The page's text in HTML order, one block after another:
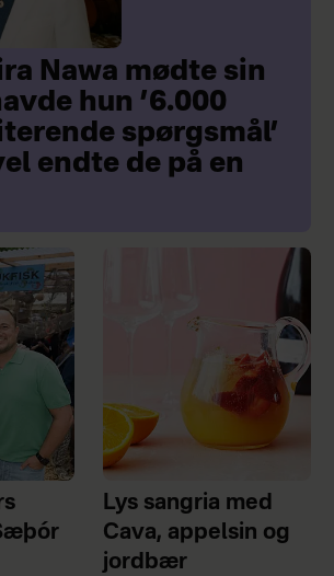
Nawa mødte sin
hun ’6.000
spørgsmål’
endte de på en
Lys sangria med
Cava, appelsin og
jordbær